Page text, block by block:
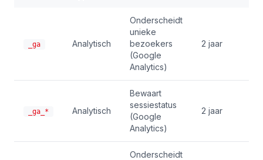
_ga Analytisch
Onderscheidt
unieke
bezoekers
(Google
Analytics)
2 jaar
_ga_* Analytisch
Bewaart
sessiestatus
(Google
Analytics)
2 jaar
Onderscheidt